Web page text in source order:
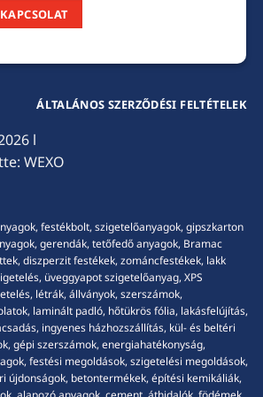
KAPCSOLAT
l
WEXO
ÁLTALÁNOS SZERZŐDÉSI FELTÉTELEK
festékbolt, szigetelőanyagok, gipszkarton
gerendák, tetőfedő anyagok, Bramac
diszperzit festékek, zománcfestékek, lakk
üveggyapot szigetelőanyag, XPS
létrák, állványok, szerszámok,
laminált padló, hőtükrös fólia, lakásfelújítás,
ingyenes házhozszállítás, kül- és beltéri
gépi szerszámok, energiahatékonyság,
festési megoldások, szigetelési megoldások,
újdonságok, betontermékek, építési kemikáliák,